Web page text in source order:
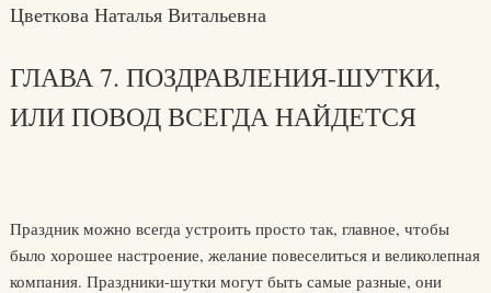
Цветкова Наталья Витальевна
ГЛАВА 7. ПОЗДРАВЛЕНИЯ-ШУТКИ,
ИЛИ ПОВОД ВСЕГДА НАЙДЕТСЯ
Праздник можно всегда устроить просто так, главное, чтобы
было хорошее настроение, желание повеселиться и великолепная
компания. Праздники-шутки могут быть самые разные, они